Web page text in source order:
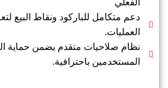
الفعلي
دعم متكامل للباركود ونقاط البيع
العمليات.
نظام صلاحيات متقدم يضمن حماية
المستخدمين باحترافية.